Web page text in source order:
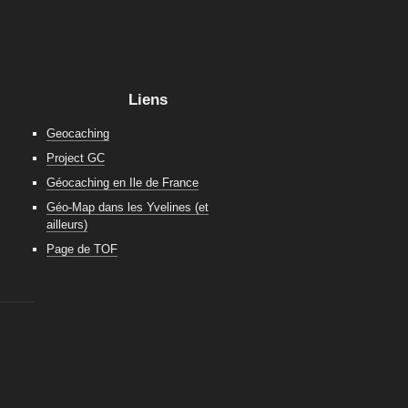
Liens
Geocaching
Project GC
Géocaching en Ile de France
Géo-Map dans les Yvelines (et
ailleurs)
Page de TOF